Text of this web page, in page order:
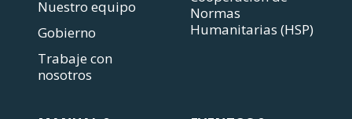
Nuestro equipo
Gobierno
Trabaje con
nosotros
Normas
Humanitarias (HSP)